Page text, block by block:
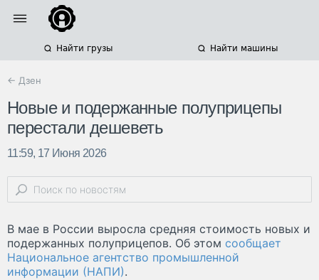
Найти грузы Найти машины
← Дзен
Новые и подержанные полуприцепы
перестали дешеветь
11:59, 17 Июня 2026
В мае в России выросла средняя стоимость новых и
подержанных полуприцепов. Об этом сообщает
Национальное агентство промышленной
информации (НАПИ).